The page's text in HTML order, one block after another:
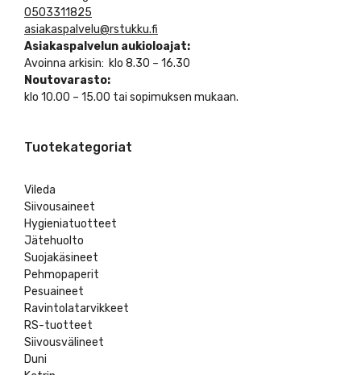
0503311825
asiakaspalvelu@rstukku.fi
Asiakaspalvelun aukioloajat:
Avoinna arkisin: klo 8.30 – 16.30
Noutovarasto:
klo 10.00 – 15.00 tai sopimuksen mukaan.
Tuotekategoriat
Vileda
Siivousaineet
Hygieniatuotteet
Jätehuolto
Suojakäsineet
Pehmopaperit
Pesuaineet
Ravintolatarvikkeet
RS-tuotteet
Siivousvälineet
Duni